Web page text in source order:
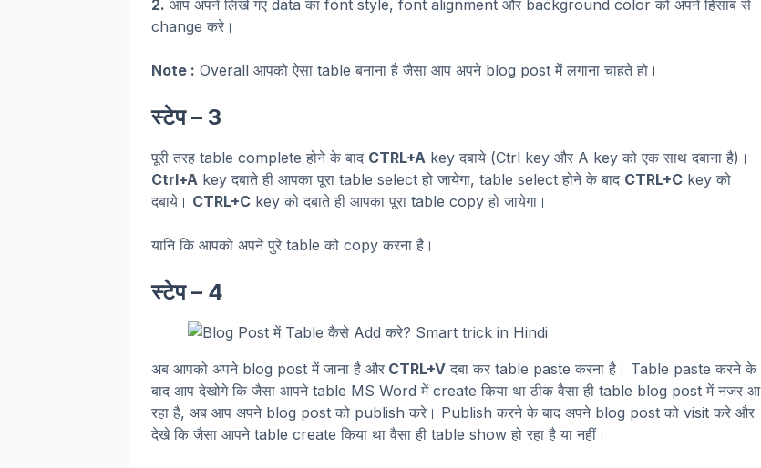
2. आप अपने लिखे गए data का font style, font alignment और background color को अपने हिसाब से
change करे।
Note : Overall आपको ऐसा table बनाना है जैसा आप अपने blog post में लगाना चाहते हो।
स्टेप – 3
पूरी तरह table complete होने के बाद CTRL+A key दबाये (Ctrl key और A key को एक साथ दबाना है)।
Ctrl+A key दबाते ही आपका पूरा table select हो जायेगा, table select होने के बाद CTRL+C key को
दबाये। CTRL+C key को दबाते ही आपका पूरा table copy हो जायेगा।
यानि कि आपको अपने पुरे table को copy करना है।
स्टेप – 4
अब आपको अपने blog post में जाना है और CTRL+V दबा कर table paste करना है। Table paste करने के
बाद आप देखोगे कि जैसा आपने table MS Word में create किया था ठीक वैसा ही table blog post में नजर आ
रहा है, अब आप अपने blog post को publish करे। Publish करने के बाद अपने blog post को visit करे और
देखे कि जैसा आपने table create किया था वैसा ही table show हो रहा है या नहीं।